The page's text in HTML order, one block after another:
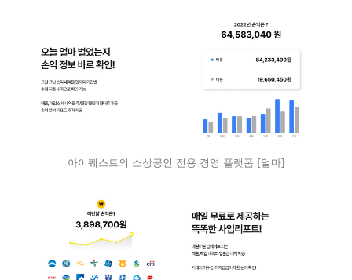
아이퀘스트의 소상공인 전용 경영 플랫폼 [얼마]